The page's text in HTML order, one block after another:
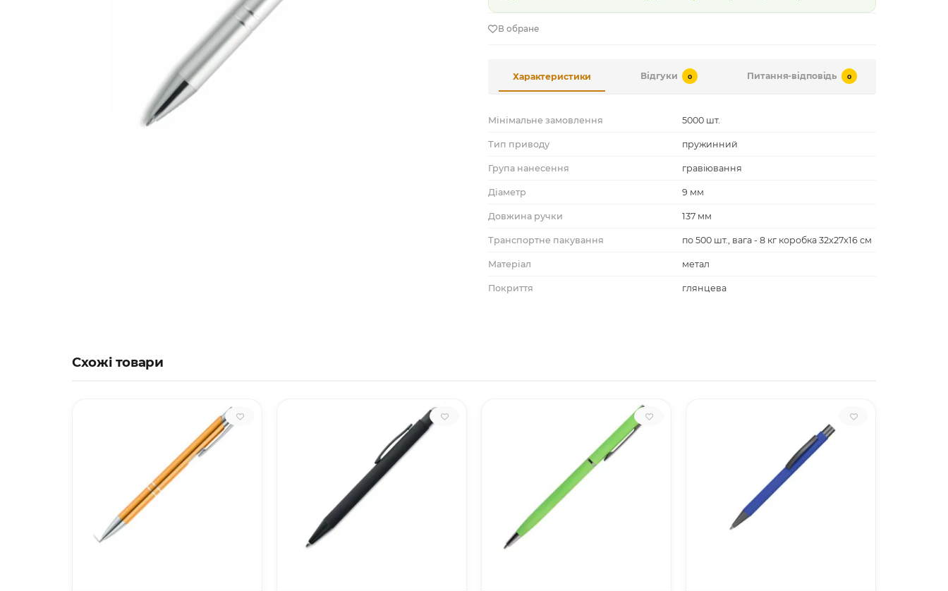
В обране
Характеристики Відгуки 0 Питання-відповідь 0
Мінімальне замовлення 5000 шт.
Тип приводу пружинний
Група нанесення гравіювання
Діаметр 9 мм
Довжина ручки 137 мм
Транспортне пакування по 500 шт., вага - 8 кг коробка 32x27x16 см
Матеріал метал
Покриття глянцева
Схожі товари